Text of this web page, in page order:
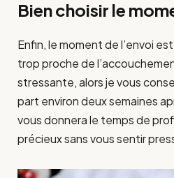
Bien choisir le
Enfin, le moment de l’envoi
trop proche de
stressante, alors je vous
part environ deux semaines
vous donnera le temps de
précieux sans vous sentir